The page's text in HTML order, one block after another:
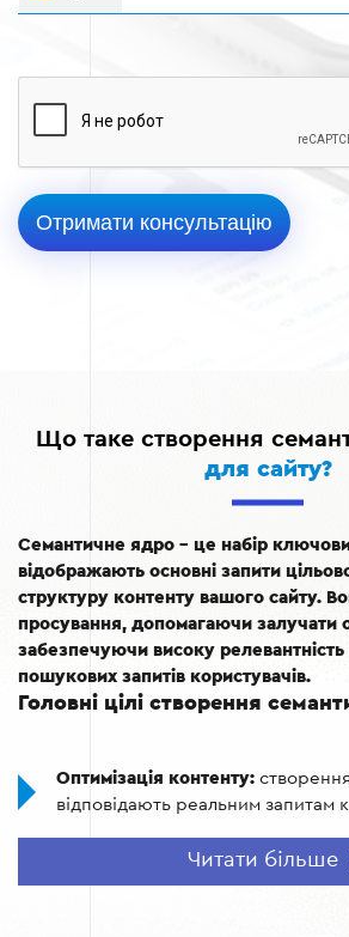
Що таке створення
для сайту?
Семантичне ядро – це набір
відображають основні запити
структуру контенту вашого сайту.
просування, допомагаючи залучати
забезпечуючи високу
пошукових запитів користувачів.
Головні цілі створення
Оптимізація контенту: створення
відповідають реальним запитам
Підвищення видимості:
Читати більше